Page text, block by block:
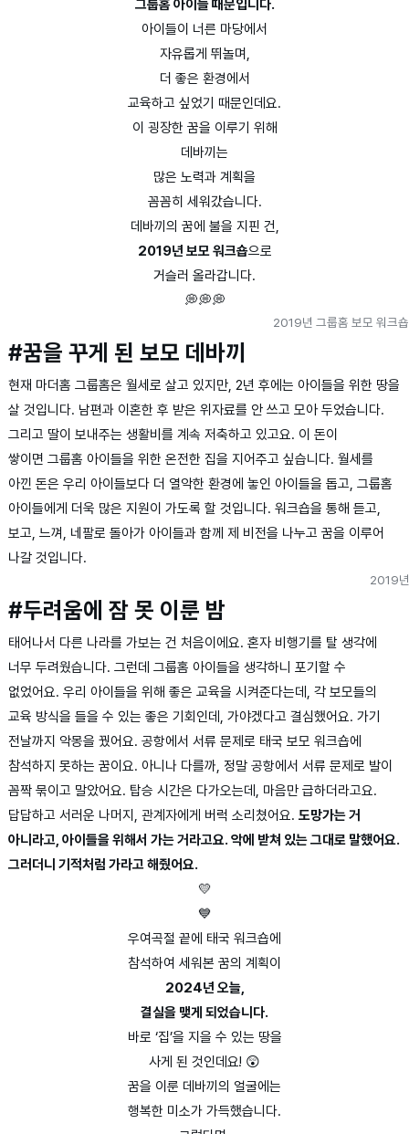
그룹홈 아이들 때문입니다.
아이들이 너른 마당에서
자유롭게 뛰놀며,
더 좋은 환경에서
교육하고 싶었기 때문인데요.
이 굉장한 꿈을 이루기 위해
데바끼는
많은 노력과 계획을
꼼꼼히 세워갔습니다.
데바끼의 꿈에 불을 지핀 건,
2019년 보모 워크숍으로
거슬러 올라갑니다.
💭💭💭
2019년 그룹홈 보모 워크숍
#꿈을 꾸게 된 보모 데바끼
현재 마더홈 그룹홈은 월세로 살고 있지만, 2년 후에는 아이들을 위한 땅을
살 것입니다. 남편과 이혼한 후 받은 위자료를 안 쓰고 모아 두었습니다.
그리고 딸이 보내주는 생활비를 계속 저축하고 있고요. 이 돈이
쌓이면 그룹홈 아이들을 위한 온전한 집을 지어주고 싶습니다. 월세를
아낀 돈은 우리 아이들보다 더 열악한 환경에 놓인 아이들을 돕고, 그룹홈
아이들에게 더욱 많은 지원이 가도록 할 것입니다. 워크숍을 통해 듣고,
보고, 느껴, 네팔로 돌아가 아이들과 함께 제 비전을 나누고 꿈을 이루어
나갈 것입니다.
2019년
#두려움에 잠 못 이룬 밤
태어나서 다른 나라를 가보는 건 처음이에요. 혼자 비행기를 탈 생각에
너무 두려웠습니다. 그런데 그룹홈 아이들을 생각하니 포기할 수
없었어요. 우리 아이들을 위해 좋은 교육을 시켜준다는데, 각 보모들의
교육 방식을 들을 수 있는 좋은 기회인데, 가야겠다고 결심했어요. 가기
전날까지 악몽을 꿨어요. 공항에서 서류 문제로 태국 보모 워크숍에
참석하지 못하는 꿈이요. 아니나 다를까, 정말 공항에서 서류 문제로 발이
꼼짝 묶이고 말았어요. 탑승 시간은 다가오는데, 마음만 급하더라고요.
답답하고 서러운 나머지, 관계자에게 버럭 소리쳤어요.도망가는 거
아니라고, 아이들을 위해서 가는 거라고요. 악에 받쳐 있는 그대로 말했어요.
그러더니 기적처럼 가라고 해줬어요.
💛
💙
우여곡절 끝에 태국 워크숍에
참석하여 세워본 꿈의 계획이
2024년 오늘,
결실을 맺게 되었습니다.
바로 ‘집’을 지을 수 있는 땅을
사게 된 것인데요! 😲
꿈을 이룬 데바끼의 얼굴에는
행복한 미소가 가득했습니다.